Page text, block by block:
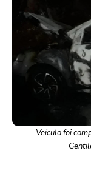
Veículo foi